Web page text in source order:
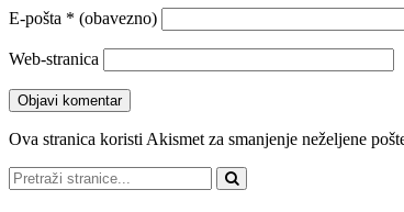
E-pošta * (obavezno)
Web-stranica
Ova stranica koristi Akismet za smanjenje neželjene
Pretraži